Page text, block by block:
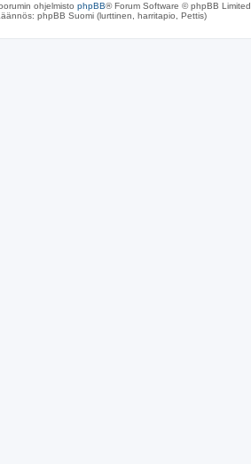
ohjelmisto phpBB® Forum Software © phpBB Limited
phpBB Suomi (lurttinen, harritapio, Pettis)